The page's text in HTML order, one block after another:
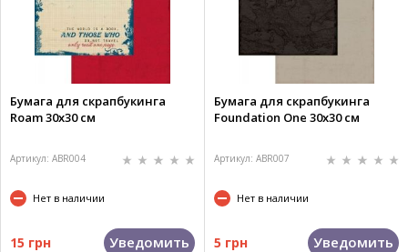
Бумага для скрапбукинга
Roam 30х30 см
Артикул: ABR004
Нет в наличии
15 грн Уведомить
Бумага для скрапбукинга
Foundation One 30х30 см
Артикул: ABR007
Нет в наличии
5 грн Уведомить